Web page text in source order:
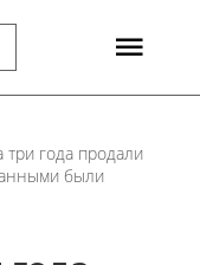
три года продали
были